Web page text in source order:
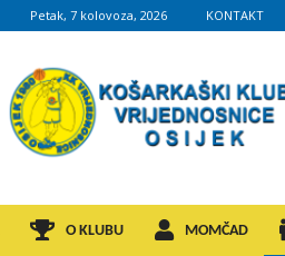
Petak, 7 kolovoza, 2026 KONTAKT
KK
VROS
O KLUBU MOMČAD